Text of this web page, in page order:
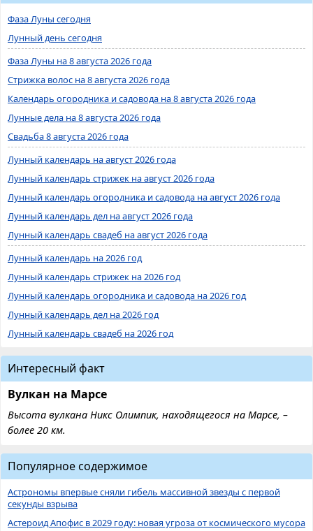
Фаза Луны сегодня
Лунный день сегодня
Фаза Луны на 8 августа 2026 года
Стрижка волос на 8 августа 2026 года
Календарь огородника и садовода на 8 августа 2026 года
Лунные дела на 8 августа 2026 года
Свадьба 8 августа 2026 года
Лунный календарь на август 2026 года
Лунный календарь стрижек на август 2026 года
Лунный календарь огородника и садовода на август 2026 года
Лунный календарь дел на август 2026 года
Лунный календарь свадеб на август 2026 года
Лунный календарь на 2026 год
Лунный календарь стрижек на 2026 год
Лунный календарь огородника и садовода на 2026 год
Лунный календарь дел на 2026 год
Лунный календарь свадеб на 2026 год
Интересный факт
Вулкан на Марсе
Высота вулкана Никс Олимпик, находящегося на Марсе, –
более 20 км.
Популярное содержимое
Астрономы впервые сняли гибель массивной звезды с первой
секунды взрыва
Астероид Апофис в 2029 году: новая угроза от космического мусора